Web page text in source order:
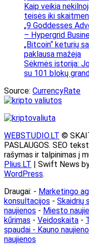
Kaip veikia
teisės iki
„9 Goddesses
– Hypergrid
„Bitcoin“ keturių
paklausa mažėja
Sėkmės istorija:
su 101 blokų
Source: CurrencyRate
WEBSTUDIO.LT ©
PASLAUGOS. SEO
rašymas ir talpinimas į
Plius.LT | Swift News
WordPress.
Draugai: - Marketingo
konsultacijos - Skaidrių
naujienos - Miesto
kūrimas - Veidoskaita -
spaudai - Kauno
naujienos